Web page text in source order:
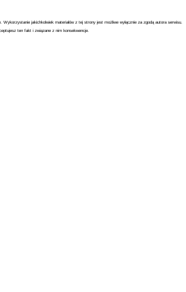
Wykorzystanie jakichkolwiek materiałów z tej strony jest możliwe wyłącznie za zgodą autora serwisu.
ten fakt i związane z nim konsekwencje.